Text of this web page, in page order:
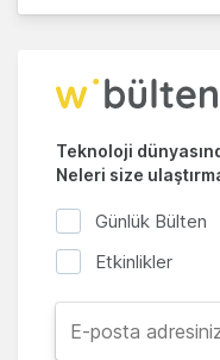
Teknoloji
Neleri size
Günlük Bülten
Etkinlikler